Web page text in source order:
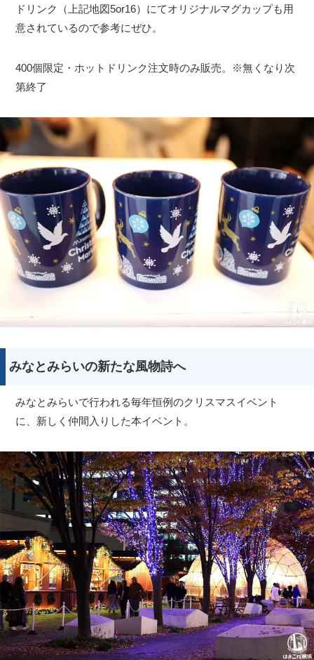
ドリンク（上記地図5or16）にてオリジナルマグカップも用
意されているので参考にぜひ。
400個限定・ホットドリンク注文時のみ販売。※無くなり次
第終了
みなとみらいの新たな風物詩へ
みなとみらいで行われる毎年恒例のクリスマスイベント
に、新しく仲間入りした本イベント。